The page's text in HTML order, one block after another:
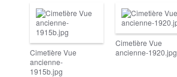
Cimetière Vue
ancienne-
1915b.jpg
Cimetière Vue
ancienne-1920.jpg